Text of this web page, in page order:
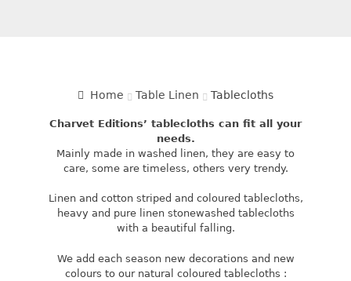
Home Table Linen Tablecloths
Charvet Editions’ tablecloths can fit all your
needs.
Mainly made in washed linen, they are easy to
care, some are timeless, others very trendy.
Linen and cotton striped and coloured tablecloths,
heavy and pure linen stonewashed tablecloths
with a beautiful falling.
We add each season new decorations and new
colours to our natural coloured tablecloths :